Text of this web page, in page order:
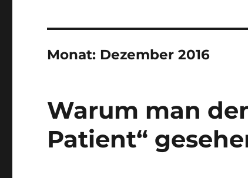
Monat: Dezember 2016
Warum man
Patient“